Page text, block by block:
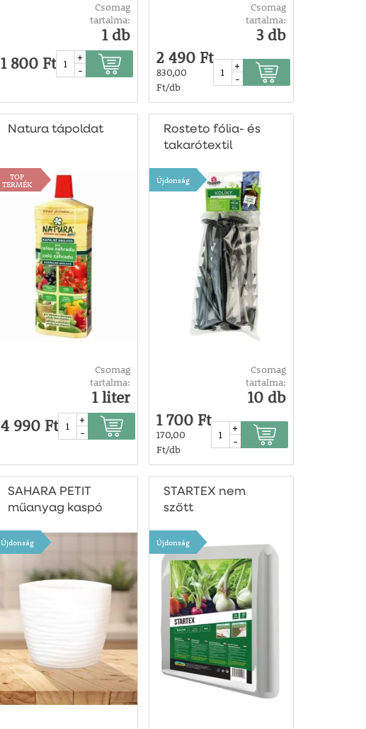
Csomag
tartalma:
1 db
1 800 Ft
+
-
Csomag
tartalma:
3 db
2 490 Ft
830,00
Ft/db
+
-
Natura tápoldat
TOP
TERMÉK
Csomag
tartalma:
1 liter
4 990 Ft
+
-
Rosteto fólia- és
takarótextil
Újdonság
Csomag
tartalma:
10 db
1 700 Ft
170,00
Ft/db
+
-
SAHARA PETIT
műanyag kaspó
Újdonság
STARTEX nem
szőtt
1,6x5 m
Újdonság